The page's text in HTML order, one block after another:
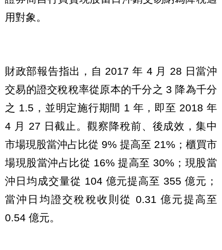
用對象。
財政部報告指出，自 2017 年 4 月 28 日當沖
交易的證交稅稅率從原本的千分之 3 降為千分
之 1.5，並明定施行期間 1 年，即至 2018 年
4 月 27 日截止。觀察降稅前、後成效，集中
市場現股當沖占比從 9% 提高至 21%；櫃買市
場現股當沖占比從 16% 提高至 30%；現股當
沖日均成交量從 104 億元提高至 355 億元；
當沖日均證交稅稅收則從 0.31 億元提高至
0.54 億元。